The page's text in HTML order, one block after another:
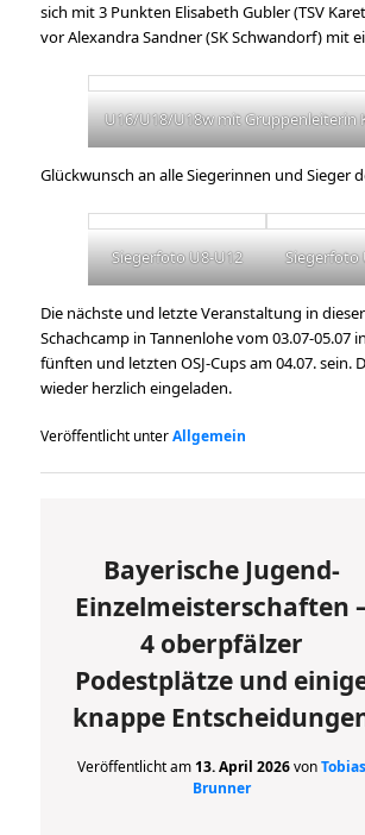
sich mit 3 Punkten Elisabeth Gubler (TSV
vor Alexandra Sandner (SK Schwandorf) mit
U16/U18/U18w mit Gruppenleiterin
Glückwunsch an alle Siegerinnen und Sieger
Siegerfoto U8-U12 Siegerfoto
Die nächste und letzte Veranstaltung in
Schachcamp in Tannenlohe vom 03.07-05.07
fünften und letzten OSJ-Cups am 04.07. sein.
wieder herzlich eingeladen.
Veröffentlicht unterAllgemein
Bayerische Jugend-
Einzelmeisterschaften
4 oberpfälzer
Podestplätze und
knappe
Veröffentlicht am13. April 2026 vonTobias
Brunner